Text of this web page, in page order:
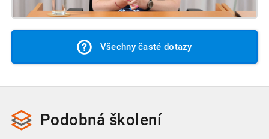
Všechny časté dotazy
Podobná školení